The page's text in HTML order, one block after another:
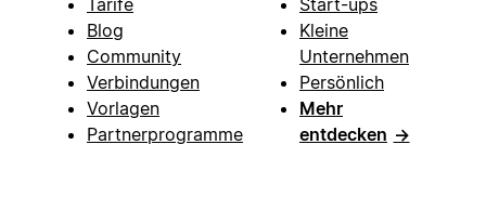
Blog
Community
Verbindungen
Vorlagen
Partnerprogramme
Kleine
Unternehmen
Persönlich
Mehr
entdecken →